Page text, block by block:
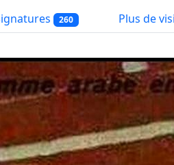
260 Plus de